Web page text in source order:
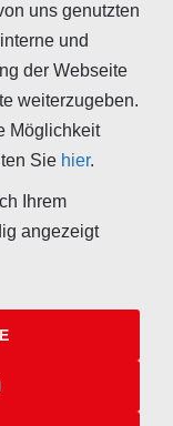
Staubes
muss der
werden und
uns genutzten
und
der Webseite
weiterzugeben.
Möglichkeit
Sie hier.
Ihrem
angezeigt